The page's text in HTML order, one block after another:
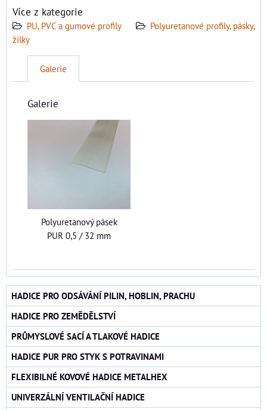
Více z kategorie
PU, PVC a gumové profily
Polyuretanové profily, pásky,
žilky
Galerie
Galerie
Polyuretanový pásek
PUR 0,5 / 32 mm
HADICE PRO ODSÁVÁNÍ PILIN, HOBLIN, PRACHU
HADICE PRO ZEMĚDĚLSTVÍ
PRŮMYSLOVÉ SACÍ A TLAKOVÉ HADICE
HADICE PUR PRO STYK S POTRAVINAMI
FLEXIBILNÉ KOVOVÉ HADICE METALHEX
UNIVERZÁLNÍ VENTILAČNÍ HADICE